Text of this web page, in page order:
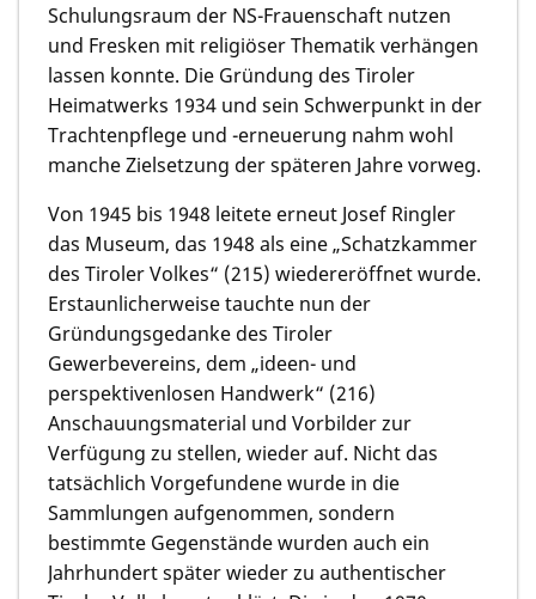
Schulungsraum der NS-Frauenschaft nutzen
und Fresken mit religiöser Thematik verhängen
lassen konnte. Die Gründung des Tiroler
Heimatwerks 1934 und sein Schwerpunkt in der
Trachtenpflege und -erneuerung nahm wohl
manche Zielsetzung der späteren Jahre vorweg.
Von 1945 bis 1948 leitete erneut Josef Ringler
das Museum, das 1948 als eine „Schatzkammer
des Tiroler Volkes“ (215) wiedereröffnet wurde.
Erstaunlicherweise tauchte nun der
Gründungsgedanke des Tiroler
Gewerbevereins, dem „ideen- und
perspektivenlosen Handwerk“ (216)
Anschauungsmaterial und Vorbilder zur
Verfügung zu stellen, wieder auf. Nicht das
tatsächlich Vorgefundene wurde in die
Sammlungen aufgenommen, sondern
bestimmte Gegenstände wurden auch ein
Jahrhundert später wieder zu authentischer